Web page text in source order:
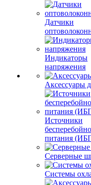
Датчики
Индикаторы
напряжения
Аксессуары
Источники
питания
Серверные
Системы